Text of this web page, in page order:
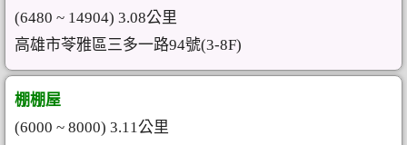
(6480 ~ 14904) 3.08公里
高雄市苓雅區三多一路94號(3-8F)
棚棚屋
(6000 ~ 8000) 3.11公里